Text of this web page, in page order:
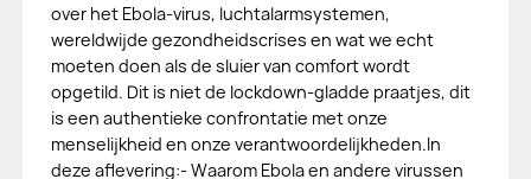
over het Ebola-virus, luchtalarmsystemen,
wereldwijde gezondheidscrises en wat we echt
moeten doen als de sluier van comfort wordt
opgetild. Dit is niet de lockdown-gladde praatjes, dit
is een authentieke confrontatie met onze
menselijkheid en onze verantwoordelijkheden.In
deze aflevering:- Waarom Ebola en andere virussen